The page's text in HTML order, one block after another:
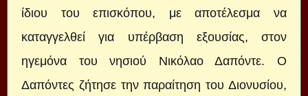
ίδιου του επισκόπου, με αποτέλεσμα να
καταγγελθεί για υπέρβαση εξουσίας, στον
ηγεμόνα του νησιού Νικόλαο Δαπόντε. Ο
Δαπόντες ζήτησε την παραίτηση του Διονυσίου,